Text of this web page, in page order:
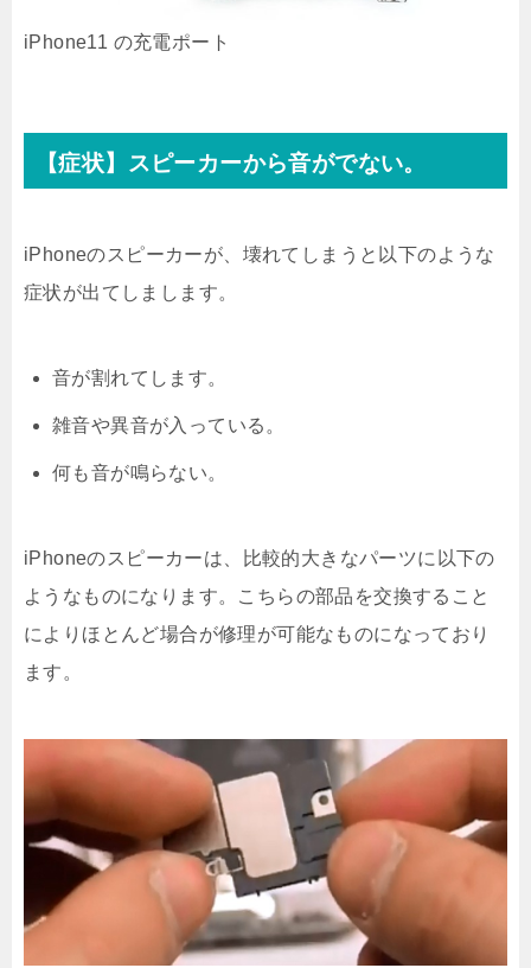
iPhone11 の充電ポート
【症状】スピーカーから音がでない。
iPhoneのスピーカーが、壊れてしまうと以下のような
症状が出てしまします。
音が割れてします。
雑音や異音が入っている。
何も音が鳴らない。
iPhoneのスピーカーは、比較的大きなパーツに以下の
ようなものになります。こちらの部品を交換すること
によりほとんど場合が修理が可能なものになっており
ます。